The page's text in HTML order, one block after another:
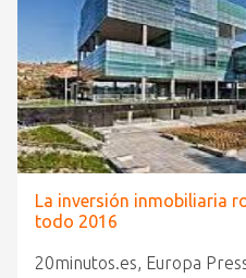
La inversión inmobiliaria
todo 2016
20minutos.es, Europa